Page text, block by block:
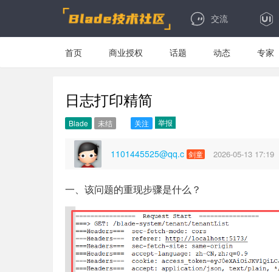
交流
首页 商业授权 话题 动态 专家
日志打印精简
Blade 未结 关注 举报
1101445525@qq.c 剑童 2026-05-13 17:19
一、该问题的重现步骤是什么？